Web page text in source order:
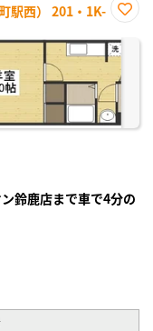
駅西） 201・1K-
に入
り登
鈴鹿店まで車で4分の